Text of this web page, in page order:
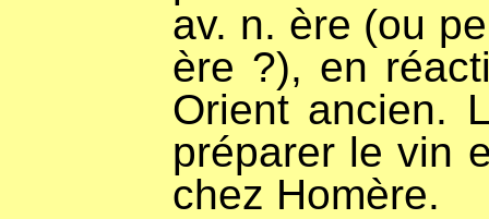
av. n. ère (ou
ère ?), en
Orient ancien.
préparer le vin
chez Homère.